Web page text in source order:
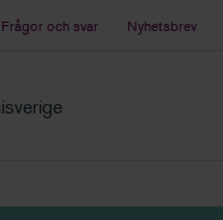
Frågor och svar Nyhetsbrev